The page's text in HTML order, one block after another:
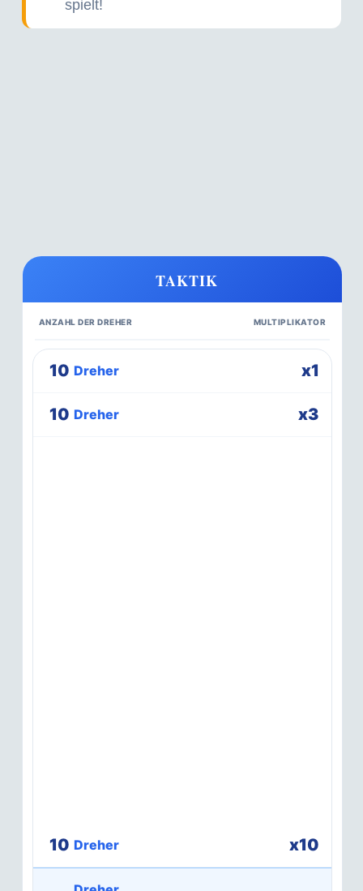
spielt!
TAKTIK
ANZAHL DER DREHER MULTIPLIKATOR
10 Dreher x1
10 Dreher x3
10 Dreher x10